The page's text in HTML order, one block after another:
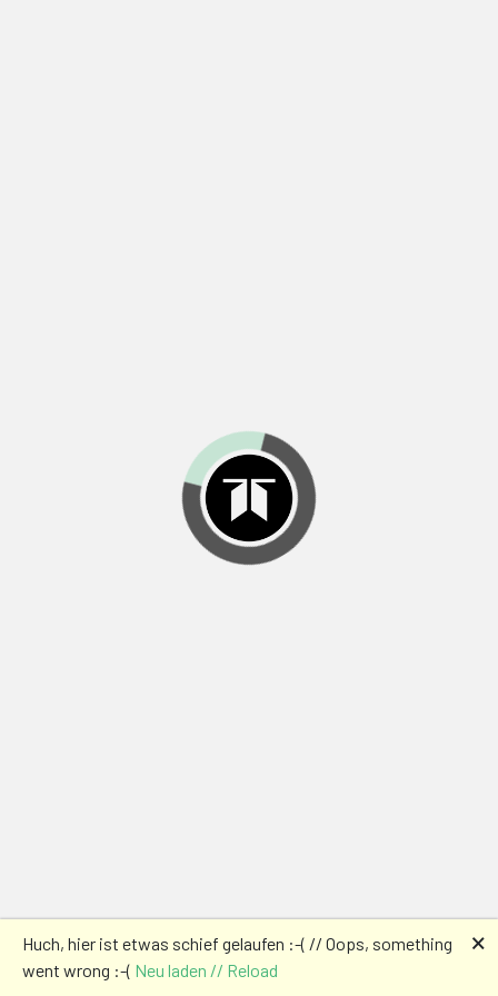
Huch, hier ist etwas schief gelaufen :-( // Oops, something
went wrong :-( Neu laden // Reload
🗙